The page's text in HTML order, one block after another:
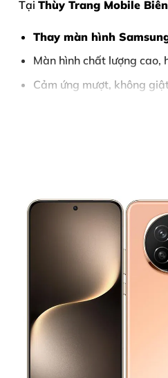
Tại Thùy Trang Mobile
Thay màn hình
Màn hình chất lượng cao,
Cảm ứng mượt, không
Dấu Hiệu Cần Thay Màn
Vì Sao Nên Thay Màn Hình
Bảng Giá Thay Màn Hình
Quy Trình Thay Màn Hình
Bước 1: Tiếp Nhận Thiết
Bước 2: Lập Phiếu Tiếp
Bước 3: Thông Báo Kết
Cam Kết Khi Thay Màn
Một Số Dịch Vụ Sửa Chữa